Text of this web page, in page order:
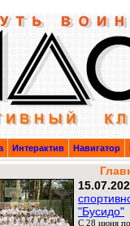
Интерактив Навигатор
"Бусидо"
C 28 июня